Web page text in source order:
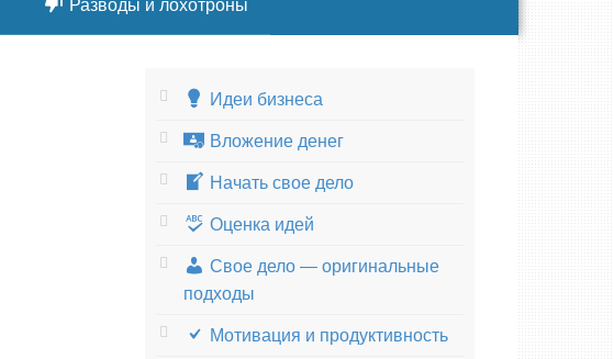
Разводы и лохотроны
Идеи бизнеса
Вложение денег
Начать свое дело
Оценка идей
Свое дело — оригинальные
подходы
Мотивация и продуктивность